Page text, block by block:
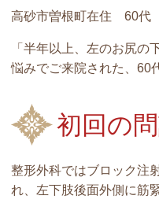
高砂市曽根町在住 60代
「半年以上、左のお尻
悩みでご来院された、60
初回の
整形外科ではブロック注
れ、左下肢後面外側に筋